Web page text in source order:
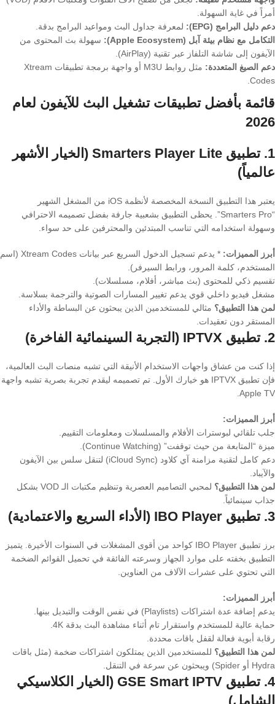
أمراً في غاية السهولة.
دعم دليل البرامج (EPG):
لمعرفة جداول البث ومواعيد البرامج بدقة.
التكامل مع نظام بيئة آبل (Apple Ecosystem):
سهولة بث المحتوى من
الآيفون إلى شاشة التلفاز عبر تقنية (AirPlay).
دعم الصيغ المتعددة:
مثل روابط M3U أو واجهة برمجة تطبيقات Xtream
Codes.
قائمة بأفضل تطبيقات تشغيل البث للآيفون لعام
2026
1. تطبيق Smarters Player Lite (الخيار الأشهر
عالمياً)
يعتبر هذا التطبيق النسخة المخصصة لأنظمة iOS من المشغل الشهير
“Smarters Pro”. يحظى التطبيق بشعبية جارفة بفضل تصميمه الاحترافي
وسهولة استخدامه التي تناسب المبتدئين والمحترفين على حد سواء.
أبرز المميزات:
* يدعم تسجيل الدخول السريع عبر بيانات Xtream Codes (اسم
المستخدم، كلمة المرور، ورابط السيرفر).
تقسيم ذكي للمحتوى (بث مباشر، أفلام، مسلسلات).
مشغل فيديو داخلي قوي يدعم تغيير المسارات الصوتية والترجمة بسلاسة.
لمن هذا التطبيق؟ مثالي للمستخدمين الذين يبحثون عن البساطة والأداء
المستقر دون تعقيدات.
2. تطبيق IPTVX (التجربة السينمائية الفاخرة)
إذا كنت من عشاق واجهات الاستخدام الأنيقة التي تشبه منصات البث العالمية،
فإن تطبيق IPTVX هو خيارك الأول. تم تصميمه ليقدم تجربة بصرية تشبه واجهة
Apple TV.
أبرز المميزات:
جلب تلقائي لبوسترات الأفلام والمسلسلات ومعلومات التقييم.
ميزة “المتابعة من حيث توقفت” (Continue Watching).
دعم كامل لتقنية مزامنة آي كلاود (iCloud Sync) لتنقل سلس بين الآيفون
والآيباد.
لمن هذا التطبيق؟
لمحبي التصاميم العصرية وتنظيم مكتبات الـ VOD بشكل
جذاب سينمائياً.
3. تطبيق IBO Player (الأداء السريع والاعتمادية)
برز تطبيق IBO Player كواحد من أقوى المشغلات في السنوات الأخيرة. يتميز
التطبيق بخفته على موارد الجهاز وسرعته الفائقة في تحميل القوائم الضخمة
التي تحتوي على عشرات الآلاف من العناوين.
أبرز المميزات:
يدعم إضافة عدة اشتراكات (Playlists) في نفس الوقت والتبديل بينها.
حماية عالية للمستخدم واستقرار تام أثناء مشاهدة البث بدقة 4K.
رقابة أبوية فعالة لقفل باقات محددة.
لمن هذا التطبيق؟ للمستخدمين الذين يمتلكون اشتراكات ضخمة (مثل باقات
Hydra أو Spider) ويبحثون عن سرعة في التنقل.
4. تطبيق GSE Smart IPTV (الخيار الكلاسيكي
الشامل)